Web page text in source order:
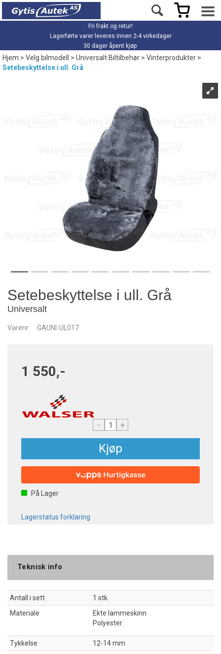
Fri frakt og retur!
Lagerførte varer leveres innen 2-4 virkedager
30 dager åpent kjøp
Hjem>Velg bilmodell >Universalt Biltilbehør>Vinterprodukter>
Setebeskyttelse i ull. Grå
Setebeskyttelse i ull. Grå
Universalt
Varenr: GAUNI-UL017
1 550,-
- +
Kjøp
På Lager
Lagerstatus forklaring
Teknisk info
Antall i sett
1 stk.
Materiale
Ekte lammeskinn
Polyester
Tykkelse
12-14 mm